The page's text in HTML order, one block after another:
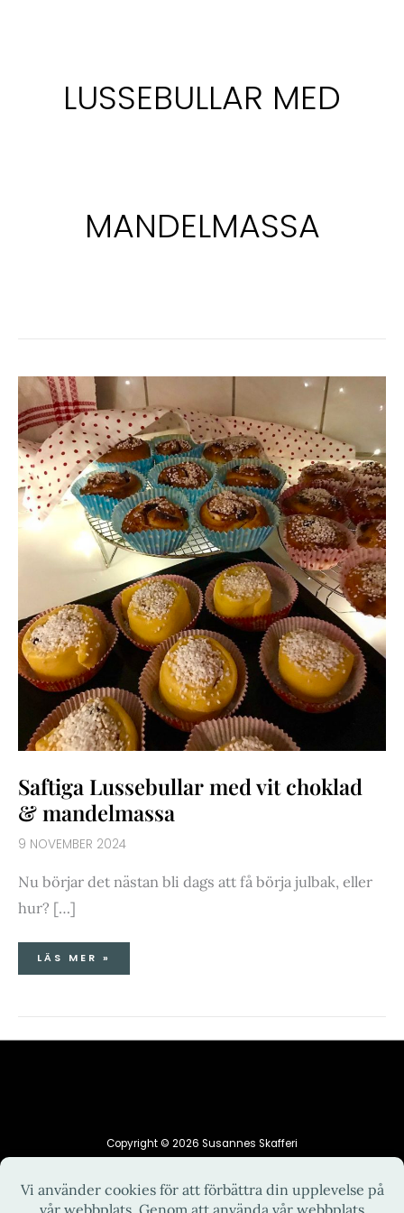
LUSSEBULLAR MED
MANDELMASSA
Saftiga Lussebullar med vit choklad
& mandelmassa
9 NOVEMBER 2024
Nu börjar det nästan bli dags att få börja julbak, eller
hur? […]
SAFTIGA
LUSSEBULLAR
MED
VIT
CHOKLAD
&
MANDELMASSA
LÄS MER »
Copyright © 2026 Susannes Skafferi
HEM INTEGRITETSPOLICY
KONTAKT